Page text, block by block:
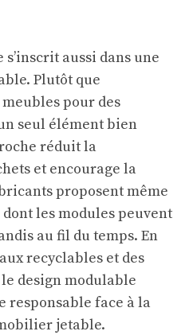
aussi dans une
Plutôt que
pour des
seul élément bien
réduit la
et encourage la
proposent même
les modules peuvent
au fil du temps. En
recyclables et des
design modulable
responsable face à la
jetable.